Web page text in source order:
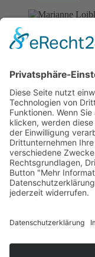
Marianne Loibl
Marianne Loibl lebt in
Autorin tätig. Nach
Kinder- und
Herzensprojekt: dem
Erwachsene. Mit
Emotionen erzählt sie
Nähe und den Mut,
Herzen liegen ihr
miteinander verwebt
Downloads